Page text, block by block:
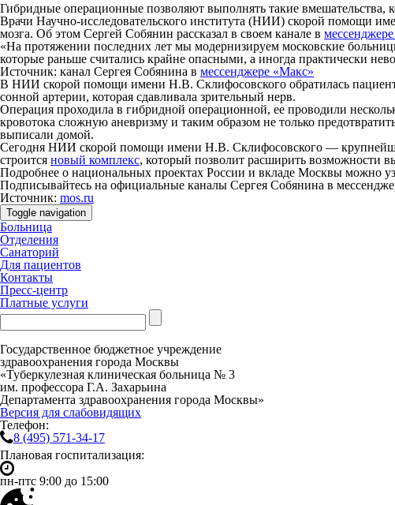
Гибридные операционные позволяют выполнять такие
Врачи Научно-исследовательского института (НИИ) скорой помощи
мозга. Об этом Сергей Собянин рассказал в своем канале в
«На протяжении последних лет мы модернизируем московские
которые раньше считались крайне опасными, а иногда практически
Источник: канал Сергея Собянина в мессенджере «Макс»
В НИИ скорой помощи имени Н.В. Склифосовского обратилась
сонной артерии, которая сдавливала зрительный нерв.
Операция проходила в гибридной операционной, ее проводили
кровотока сложную аневризму и таким образом не только
выписали домой.
Сегодня НИИ скорой помощи имени Н.В. Склифосовского —
строится новый комплекс, который позволит расширить возможности
Подробнее о национальных проектах России и вкладе Москвы можно
Подписывайтесь на официальные каналы Сергея Собянина в
Источник: mos.ru
Toggle navigation
Больница
Отделения
Санаторий
Для пациентов
Контакты
Пресс-центр
Платные услуги
Государственное бюджетное учреждение
здравоохранения города Москвы
«Туберкулезная клиническая больница № 3
им. профессора Г.А. Захарьина
Департамента здравоохранения города Москвы»
Версия для слабовидящих
Телефон:
8 (495) 571-34-17
Плановая госпитализация:
пн-птс 9:00 до 15:00